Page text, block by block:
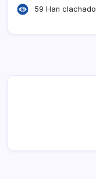
59 Han clachado